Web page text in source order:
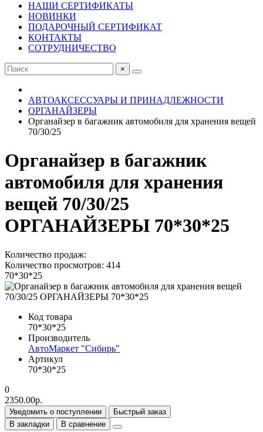
НАШИ СЕРТИФИКАТЫ
НОВИНКИ
ПОДАРОЧНЫЙ СЕРТИФИКАТ
КОНТАКТЫ
СОТРУДНИЧЕСТВО
×
АВТОАКСЕССУАРЫ И ПРИНАДЛЕЖНОСТИ
ОРГАНАЙЗЕРЫ
Органайзер в багажник автомобиля для хранения вещей
70/30/25
Органайзер в багажник
автомобиля для хранения
вещей 70/30/25
ОРГАНАЙЗЕРЫ 70*30*25
Количество продаж:
Количество просмотров: 414
70*30*25
Код товара
70*30*25
Производитель
АвтоМаркет "Сибирь"
Артикул
70*30*25
0
2350.00р.
Уведомить о поступлении
Быстрый заказ
В закладки
В сравнение